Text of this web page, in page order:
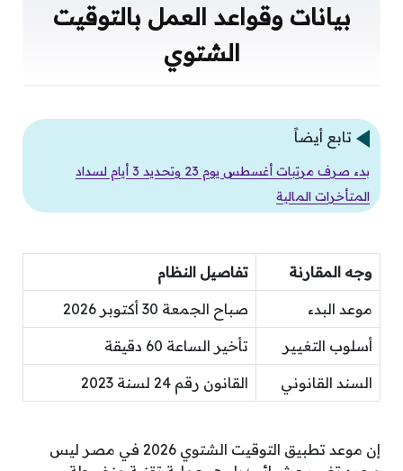
بيانات وقواعد العمل بالتوقيت
الشتوي
تابع أيضاً
بدء صرف مرتبات أغسطس يوم 23 وتحديد 3 أيام لسداد
المتأخرات المالية
وجه المقارنة تفاصيل النظام
موعد البدء صباح الجمعة 30 أكتوبر 2026
أسلوب التغيير تأخير الساعة 60 دقيقة
السند القانوني القانون رقم 24 لسنة 2023
إن موعد تطبيق التوقيت الشتوي 2026 في مصر ليس